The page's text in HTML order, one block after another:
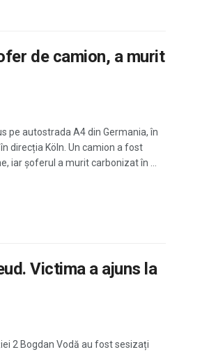
de camion, a murit
pe autostrada A4 din Germania, în
direcția Köln. Un camion a fost
iar șoferul a murit carbonizat în ...
Victima a ajuns la
2 Bogdan Vodă au fost sesizați